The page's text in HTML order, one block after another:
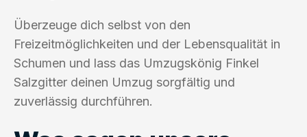
Überzeuge dich selbst von den
Freizeitmöglichkeiten und der Lebensqualität in
Schumen und lass das Umzugskönig Finkel
Salzgitter deinen Umzug sorgfältig und
zuverlässig durchführen.